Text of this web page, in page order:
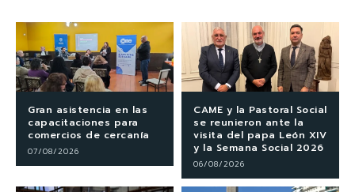
Gran asistencia en las
capacitaciones para
comercios de cercanía
07/08/2026
CAME y la Pastoral Social
se reunieron ante la
visita del papa León XIV
y la Semana Social 2026
06/08/2026